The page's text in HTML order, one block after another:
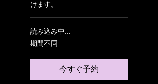
けます。
読み込み中...
期間不同
今すぐ予約